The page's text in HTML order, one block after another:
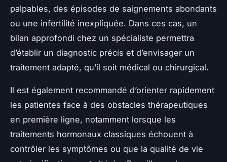
palpables, des épisodes de saignements abondants
ou une infertilité inexpliquée. Dans ces cas, un
bilan approfondi chez un spécialiste permettra
d’établir un diagnostic précis et d’envisager un
traitement adapté, qu’il soit médical ou chirurgical.
Il est également recommandé d’orienter rapidement
les patientes face à des obstacles thérapeutiques
en première ligne, notamment lorsque les
traitements hormonaux classiques échouent à
contrôler les symptômes ou que la qualité de vie